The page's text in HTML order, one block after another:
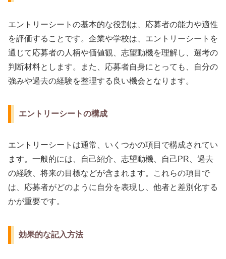
エントリーシートの基本的な役割は、応募者の能力や適性
を評価することです。企業や学校は、エントリーシートを
通じて応募者の人柄や価値観、志望動機を理解し、選考の
判断材料とします。また、応募者自身にとっても、自分の
強みや過去の経験を整理する良い機会となります。
エントリーシートの構成
エントリーシートは通常、いくつかの項目で構成されてい
ます。一般的には、自己紹介、志望動機、自己PR、過去
の経験、将来の目標などが含まれます。これらの項目で
は、応募者がどのように自分を表現し、他者と差別化する
かが重要です。
効果的な記入方法